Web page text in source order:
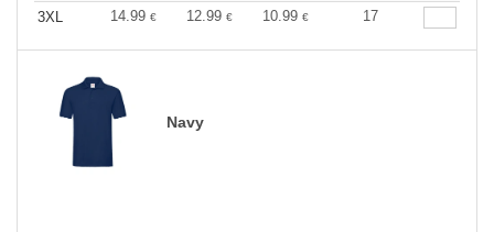
3XL
14.99 € 12.99 € 10.99 € 17
Navy